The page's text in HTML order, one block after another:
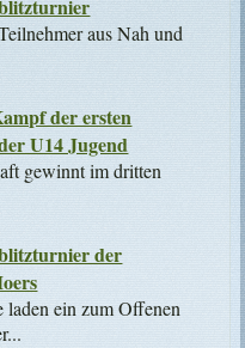
aus Nah und
der ersten
U14 Jugend
gewinnt im dritten
der
laden ein zum Offenen